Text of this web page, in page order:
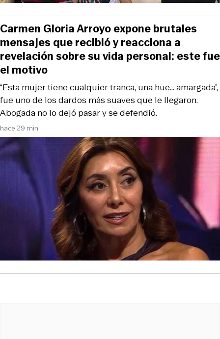
hace 29 min
“Esta mujer tiene cualquier tranca, una hue... amargada”,
fue uno de los dardos más suaves que le llegaron.
Abogada no lo dejó pasar y se defendió.
Carmen Gloria Arroyo expone brutales
mensajes que recibió y reacciona a
revelación sobre su vida personal: este fue
el motivo